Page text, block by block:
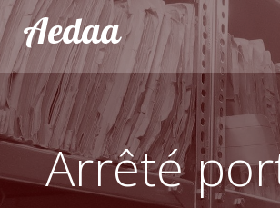
Aller
au
contenu
Aedaa
Arrêté